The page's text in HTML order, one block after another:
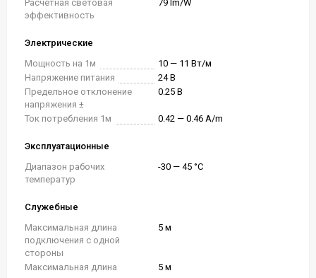
Расчетная световая
эффективность
79 lm/W
Электрические
Мощность на 1м
10 — 11 Вт/м
Напряжение питания
24 В
Предельное отклонение
напряжения ±
0.25 В
Ток потребления 1м 0.42 — 0.46 A/m
Эксплуатационные
Диапазон рабочих
температур
-30 — 45 °C
Служебные
Максимальная длина
подключения с одной
стороны
5 м
Максимальная длина
5 м